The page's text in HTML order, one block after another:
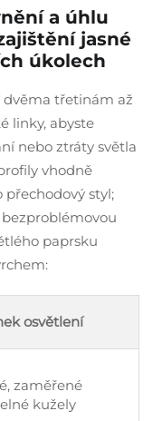
a úhlu
jasné
úkolech
dvěma třetinám až
linky, abyste
nebo ztráty světla
vhodně
přechodový styl;
paprsku
osvětlení
zaměřené
kužely